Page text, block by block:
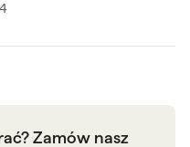
Zamów nasz